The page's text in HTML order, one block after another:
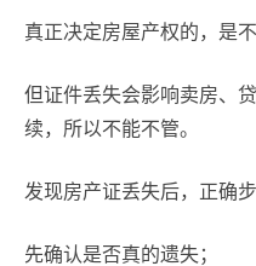
真正决定房屋产权的，是
但证件丢失会影响卖房、
续，所以不能不管。
发现房产证丢失后，正确步
先确认是否真的遗失；